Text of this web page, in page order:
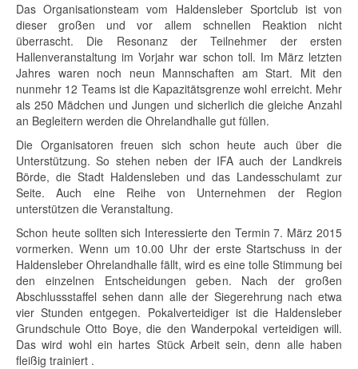
Das Organisationsteam vom Haldensleber Sportclub ist von
dieser großen und vor allem schnellen Reaktion nicht
überrascht. Die Resonanz der Teilnehmer der ersten
Hallenveranstaltung im Vorjahr war schon toll. Im März letzten
Jahres waren noch neun Mannschaften am Start. Mit den
nunmehr 12 Teams ist die Kapazitätsgrenze wohl erreicht. Mehr
als 250 Mädchen und Jungen und sicherlich die gleiche Anzahl
an Begleitern werden die Ohrelandhalle gut füllen.
Die Organisatoren freuen sich schon heute auch über die
Unterstützung. So stehen neben der IFA auch der Landkreis
Börde, die Stadt Haldensleben und das Landesschulamt zur
Seite. Auch eine Reihe von Unternehmen der Region
unterstützen die Veranstaltung.
Schon heute sollten sich Interessierte den Termin 7. März 2015
vormerken. Wenn um 10.00 Uhr der erste Startschuss in der
Haldensleber Ohrelandhalle fällt, wird es eine tolle Stimmung bei
den einzelnen Entscheidungen geben. Nach der großen
Abschlussstaffel sehen dann alle der Siegerehrung nach etwa
vier Stunden entgegen. Pokalverteidiger ist die Haldensleber
Grundschule Otto Boye, die den Wanderpokal verteidigen will.
Das wird wohl ein hartes Stück Arbeit sein, denn alle haben
fleißig trainiert .